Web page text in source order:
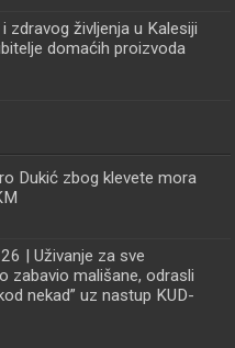
zdravog življenja u Kalesiji
domaćih proizvoda
Dukić zbog klevete mora
| Uživanje za sve
zabavio mališane, odrasli
nekad” uz nastup KUD-